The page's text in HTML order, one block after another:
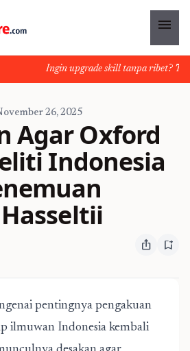
menu
Ingin upgrade skill tanpa ribet?
26, 2025
Agar Oxford
Indonesia
ios_share bookmark_add
pentingnya pengakuan
ilmuwan Indonesia kembali